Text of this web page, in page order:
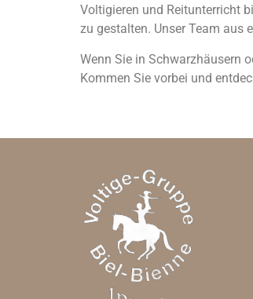
Voltigieren und Reitunterricht
zu gestalten. Unser Team aus
Wenn Sie in Schwarzhäusern
Kommen Sie vorbei und